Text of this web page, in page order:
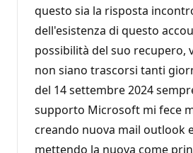
questo sia la risposta
dell'esistenza di questo
possibilità del suo recupero,
non siano trascorsi tanti
del 14 settembre 2024
supporto Microsoft mi fece
creando nuova mail outlook
mettendo la nuova come